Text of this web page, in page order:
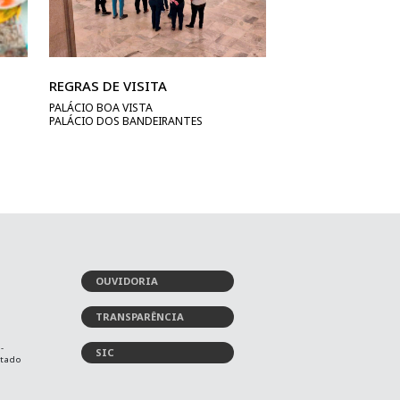
REGRAS DE VISITA
PALÁCIO BOA VISTA
PALÁCIO DOS BANDEIRANTES
OUVIDORIA
TRANSPARÊNCIA
SIC